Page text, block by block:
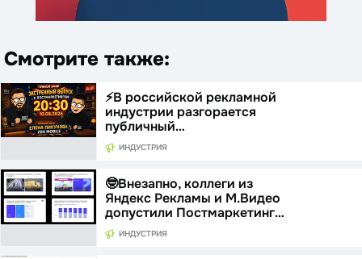
Смотрите также:
⚡️В российской рекламной
индустрии разгорается
публичный…
ИНДУСТРИЯ
🤓Внезапно, коллеги из
Яндекс Рекламы и М.Видео
допустили Постмаркетинг…
ИНДУСТРИЯ